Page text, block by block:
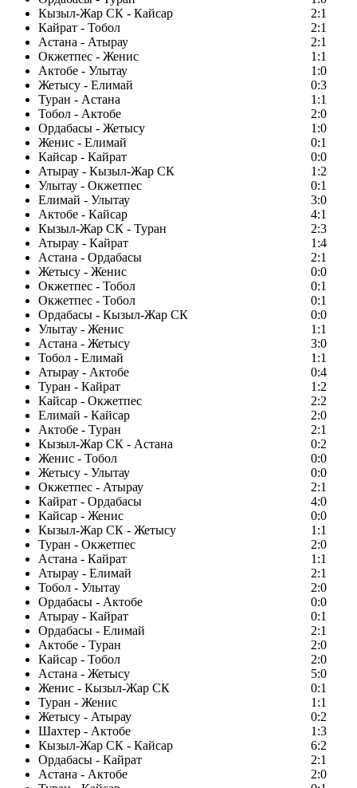
Кызыл-Жар СК - Кайсар
2:1
Кайрат - Тобол
2:1
Астана - Атырау
2:1
Окжетпес - Женис
1:1
Актобе - Улытау
1:0
Жетысу - Елимай
0:3
Туран - Астана
1:1
Тобол - Актобе
2:0
Ордабасы - Жетысу
1:0
Женис - Елимай
0:1
Кайсар - Кайрат
0:0
Атырау - Кызыл-Жар СК
1:2
Улытау - Окжетпес
0:1
Елимай - Улытау
3:0
Актобе - Кайсар
4:1
Кызыл-Жар СК - Туран
2:3
Атырау - Кайрат
1:4
Астана - Ордабасы
2:1
Жетысу - Женис
0:0
Окжетпес - Тобол
0:1
Окжетпес - Тобол
0:1
Ордабасы - Кызыл-Жар СК
0:0
Улытау - Женис
1:1
Астана - Жетысу
3:0
Тобол - Елимай
1:1
Атырау - Актобе
0:4
Туран - Кайрат
1:2
Кайсар - Окжетпес
2:2
Елимай - Кайсар
2:0
Актобе - Туран
2:1
Кызыл-Жар СК - Астана
0:2
Женис - Тобол
0:0
Жетысу - Улытау
0:0
Окжетпес - Атырау
2:1
Кайрат - Ордабасы
4:0
Кайсар - Женис
0:0
Кызыл-Жар СК - Жетысу
1:1
Туран - Окжетпес
2:0
Астана - Кайрат
1:1
Атырау - Елимай
2:1
Тобол - Улытау
2:0
Ордабасы - Актобе
0:0
Атырау - Кайрат
0:1
Ордабасы - Елимай
2:1
Актобе - Туран
2:0
Кайсар - Тобол
2:0
Астана - Жетысу
5:0
Женис - Кызыл-Жар СК
0:1
Туран - Женис
1:1
Жетысу - Атырау
0:2
Шахтер - Актобе
1:3
Кызыл-Жар СК - Кайсар
6:2
Ордабасы - Кайрат
2:1
Астана - Актобе
2:0